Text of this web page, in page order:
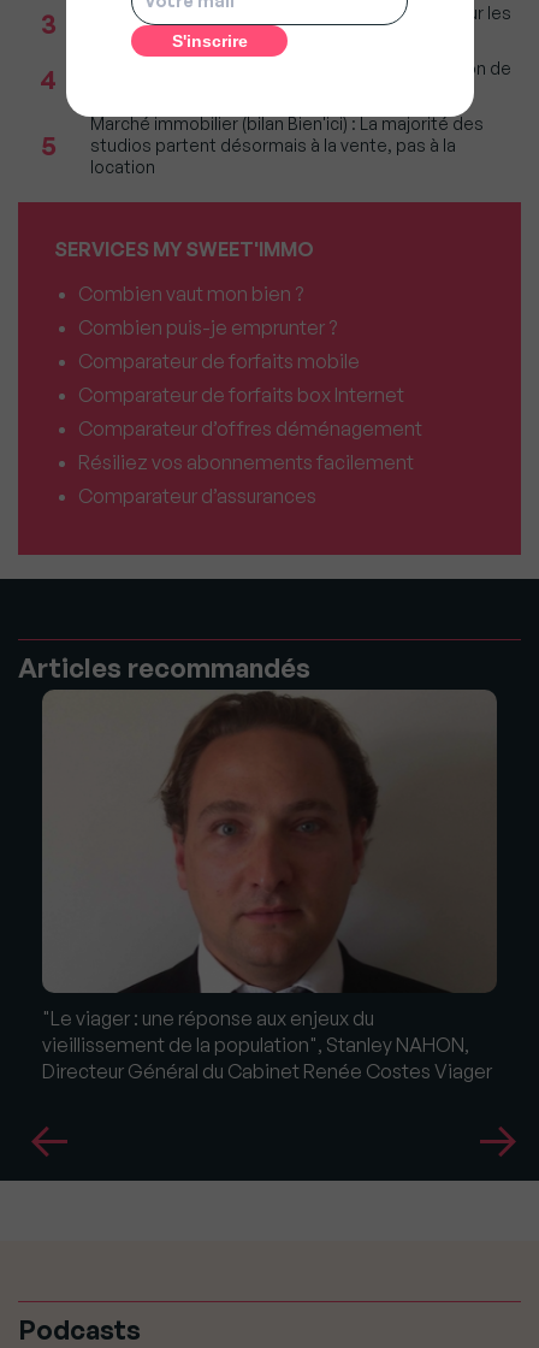
3
Immobilier : Ce que l’AI Act change vraiment pour les
agences depuis le 2 août 2026
4
Incendies : Quels sont vos droits si votre location de
5
Marché immobilier (bilan Bien'ici) : La majorité des
studios partent désormais à la vente, pas à la
location
SERVICES MY SWEET'IMMO
Combien vaut mon bien ?
Combien puis-je emprunter ?
Comparateur de forfaits mobile
Comparateur de forfaits box Internet
Comparateur d’offres déménagement
Résiliez vos abonnements facilement
Comparateur d’assurances
Articles recommandés
"Le viager : une réponse aux enjeux du
vieillissement de la population", Stanley NAHON,
Directeur Général du Cabinet Renée Costes Viager
Podcasts